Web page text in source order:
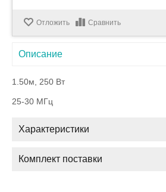
Отложить Сравнить
Описание
1.50м, 250 Вт
25-30 МГц
Характеристики
Комплект поставки